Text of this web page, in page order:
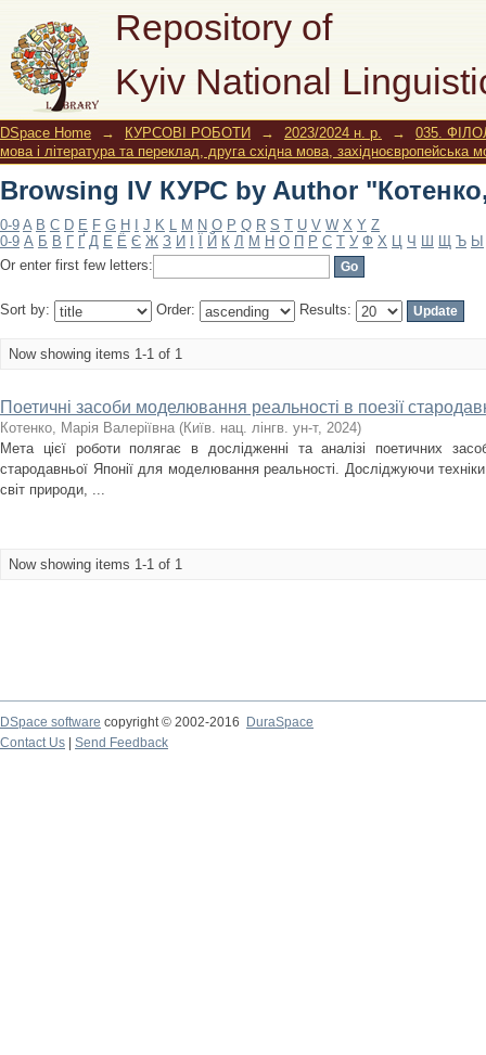
Repository of
Kyiv National
Browsing IV КУРС by Author
DSpace Home → КУРСОВІ РОБОТИ → 2023/2024 н. р. →
035.
мова і література та переклад, друга східна мова, західноєвропейська
Browsing IV КУРС by Author
0-9 A B C D E F G H J K L M N O P Q R S T U V W X Y Z
0-9 А Б В Г Ґ Д Е Ё Є Ж З И Й К Л М Н О П Р С Т У Ф Х Ц Ч Ш Щ Ъ Ы
Or enter first few letters:
Sort by: Order: Results:
Now showing items 1-1 of 1
Поетичні засоби моделювання реальності в поезії
Котенко, Марія Валеріївна (Київ. нац. лінгв. ун-т, 2024)
Мета цієї роботи полягає в дослідженні та аналізі поетичних
стародавньої Японії для моделювання реальності. Досліджуючи
світ природи, ...
Now showing items 1-1 of 1
DSpace software copyright © 2002-2016
DuraSpace
Contact Us
Send Feedback